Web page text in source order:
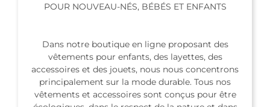
POUR NOUVEAU-NÉS, BÉBÉS ET ENFANTS
Dans notre boutique en ligne proposant des
vêtements pour enfants, des layettes, des
accessoires et des jouets, nous nous concentrons
principalement sur la mode durable. Tous nos
vêtements et accessoires sont conçus pour être